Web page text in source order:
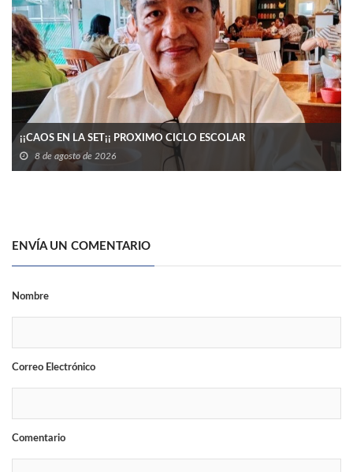
¡¡CAOS EN LA SET¡¡ PROXIMO CICLO ESCOLAR
8 de agosto de 2026
ENVÍA UN COMENTARIO
Nombre
Correo Electrónico
Comentario